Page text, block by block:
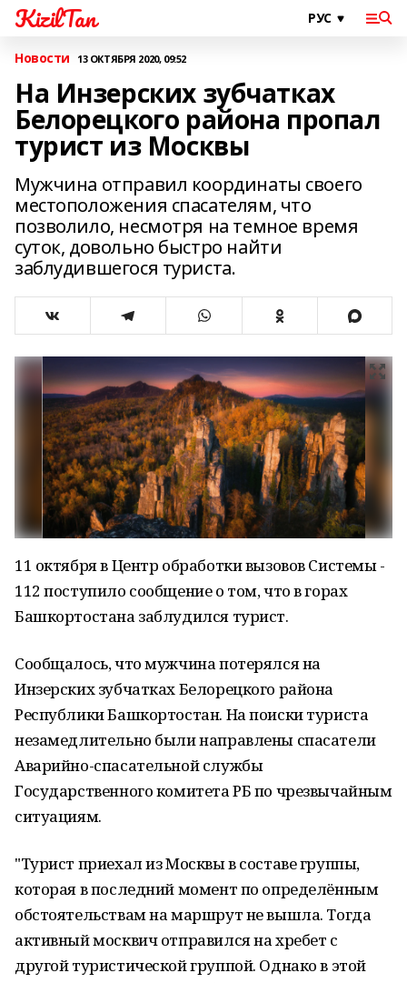
KizilTan
Новости 13 ОКТЯБРЯ 2020, 09:52
На Инзерских зубчатках
Белорецкого района пропал
турист из Москвы
Мужчина отправил координаты своего
местоположения спасателям, что
позволило, несмотря на темное время
суток, довольно быстро найти
заблудившегося туриста.
11 октября в Центр обработки вызовов Системы -
112 поступило сообщение о том, что в горах
Башкортостана заблудился турист.
Сообщалось, что мужчина потерялся на
Инзерских зубчатках Белорецкого района
Республики Башкортостан. На поиски туриста
незамедлительно были направлены спасатели
Аварийно-спасательной службы
Государственного комитета РБ по чрезвычайным
ситуациям.
"Турист приехал из Москвы в составе группы,
которая в последний момент по определённым
обстоятельствам на маршрут не вышла. Тогда
активный москвич отправился на хребет с
другой туристической группой. Однако в этой